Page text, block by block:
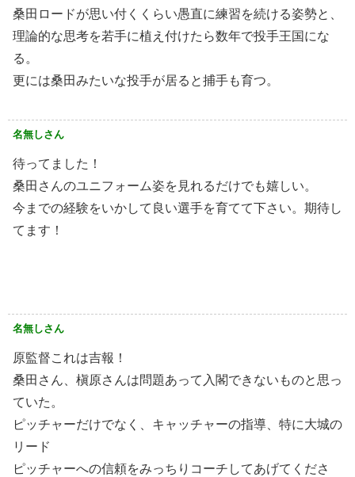
桑田ロードが思い付くくらい愚直に練習を続ける姿勢と、
理論的な思考を若手に植え付けたら数年で投手王国にな
る。
更には桑田みたいな投手が居ると捕手も育つ。
名無しさん
待ってました！
桑田さんのユニフォーム姿を見れるだけでも嬉しい。
今までの経験をいかして良い選手を育てて下さい。期待し
てます！
名無しさん
原監督これは吉報！
桑田さん、槇原さんは問題あって入閣できないものと思っ
ていた。
ピッチャーだけでなく、キャッチャーの指導、特に大城の
リード
ピッチャーへの信頼をみっちりコーチしてあげてくださ